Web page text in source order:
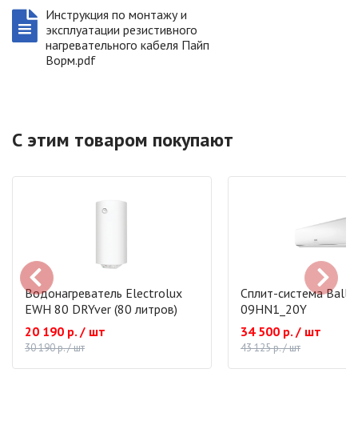
Инструкция по монтажу и
эксплуатации резистивного
нагревательного кабеля Пайп
Ворм.pdf
С этим товаром покупают
Водонагреватель Electrolux
EWH 80 DRYver (80 литров)
20 190 р. / шт
30 190 р. / шт
Сплит-система Ballu
09HN1_20Y
34 500 р. / шт
43 125 р. / шт